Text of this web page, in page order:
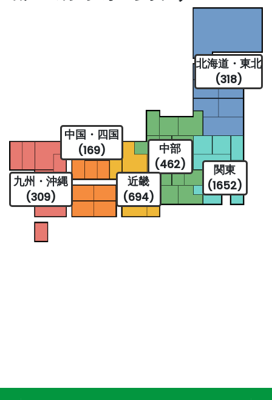
北海道・東北
(318)
関東
(1652)
中部
(462)
近畿
(694)
中国・四国
(169)
九州・沖縄
(309)